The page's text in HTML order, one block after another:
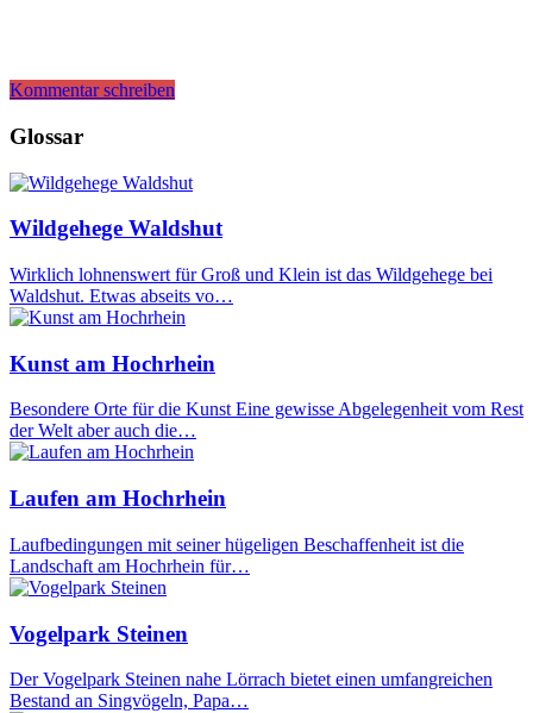
Kommentar schreiben
Glossar
Wildgehege Waldshut
Wirklich lohnenswert für Groß und Klein ist das Wildgehege bei
Waldshut. Etwas abseits vo…
Kunst am Hochrhein
Besondere Orte für die Kunst Eine gewisse Abgelegenheit vom Rest
der Welt aber auch die…
Laufen am Hochrhein
Laufbedingungen mit seiner hügeligen Beschaffenheit ist die
Landschaft am Hochrhein für…
Vogelpark Steinen
Der Vogelpark Steinen nahe Lörrach bietet einen umfangreichen
Bestand an Singvögeln, Papa…